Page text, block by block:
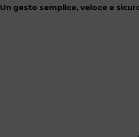
Un gesto semplice, veloce e